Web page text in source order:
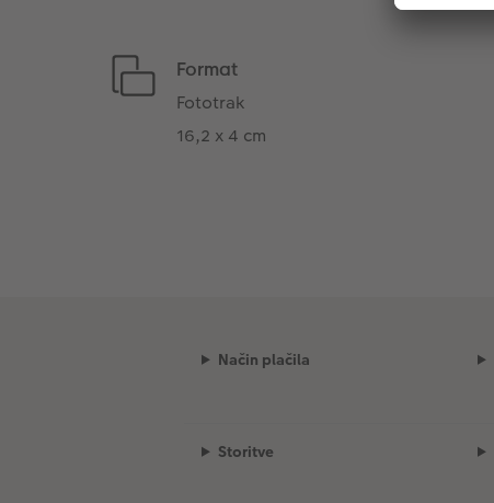
Format
Fototrak
16,2 x 4 cm
Način plačila
Storitve